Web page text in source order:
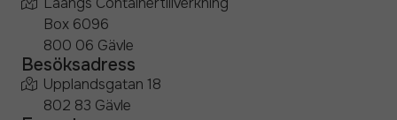
Box 6096
800 06 Gävle
Besöksadress
Upplandsgatan 18
802 83 Gävle